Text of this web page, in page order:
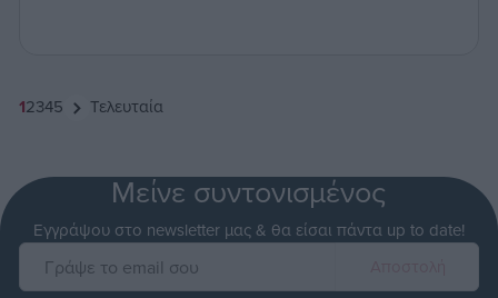
12345 Τελευταία
Μείνε συντονισμένος
Εγγράψου στο newsletter μας & θα είσαι πάντα up to date!